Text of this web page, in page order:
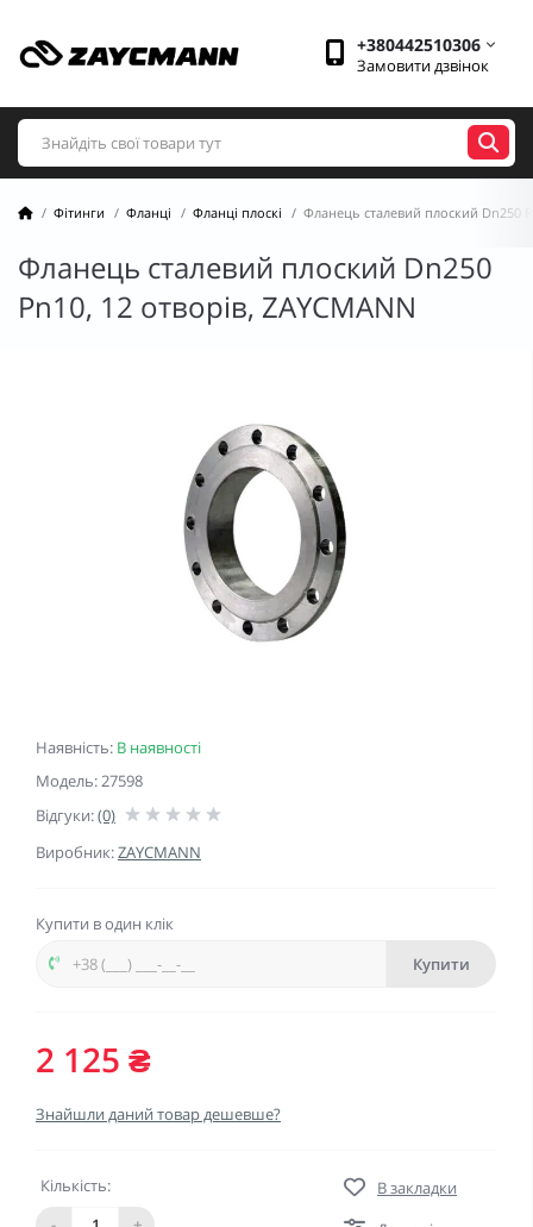
+380442510306
Замовити дзвінок
Фітинги Фланці Фланці плоскі Фланець сталевий плоский Dn250
Фланець сталевий плоский Dn250
Pn10, 12 отворів, ZAYCMANN
Наявність: В наявності
Модель: 27598
Відгуки:(0)
Виробник:ZAYCMANN
Купити в один клік
Купити
2 125 ₴
Знайшли даний товар дешевше?
Кількість:
В закладки